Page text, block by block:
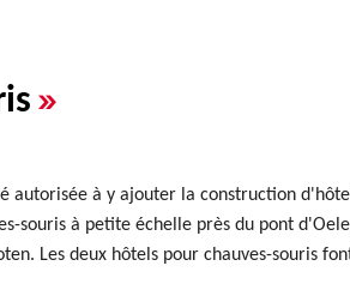
»
autorisée à y ajouter la construction
souris à petite échelle près du pont
Les deux hôtels pour chauves-souris